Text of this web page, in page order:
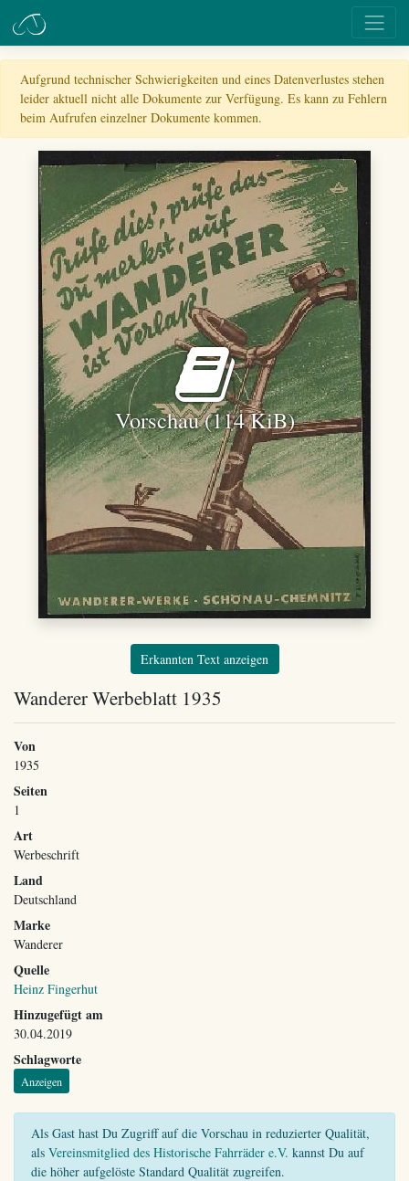
Aufgrund technischer Schwierigkeiten und eines Datenverlustes stehen
leider aktuell nicht alle Dokumente zur Verfügung. Es kann zu Fehlern
beim Aufrufen einzelner Dokumente kommen.
Vorschau (114 KiB)
Erkannten Text anzeigen
Wanderer Werbeblatt 1935
Von
1935
Seiten
1
Art
Werbeschrift
Land
Deutschland
Marke
Wanderer
Quelle
Heinz Fingerhut
Hinzugefügt am
30.04.2019
Schlagworte
Anzeigen
Als Gast hast Du Zugriff auf die Vorschau in reduzierter Qualität,
als Vereinsmitglied des Historische Fahrräder e.V. kannst Du auf
die höher aufgelöste Standard Qualität zugreifen.